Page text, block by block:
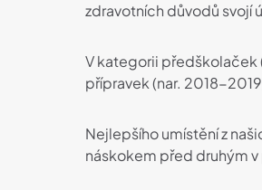
zdravotních důvodů svojí
V kategorii předškolaček
přípravek (nar. 2018-
Nejlepšího umístění z
náskokem před druhým v